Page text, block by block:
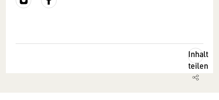
Inhalt
teilen